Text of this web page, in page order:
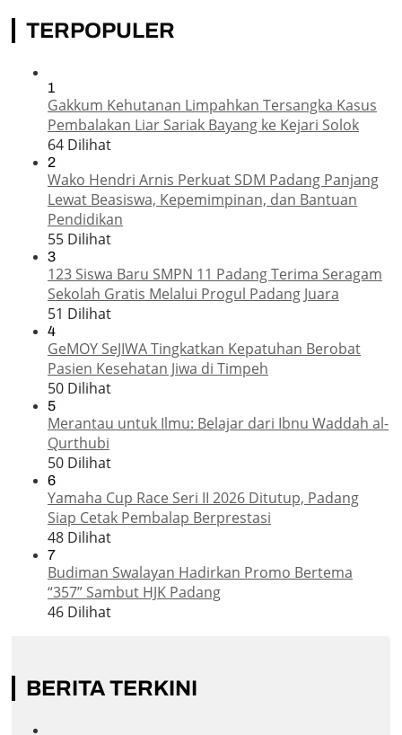
TERPOPULER
1
Gakkum Kehutanan Limpahkan Tersangka Kasus
Pembalakan Liar Sariak Bayang ke Kejari Solok
64 Dilihat
2
Wako Hendri Arnis Perkuat SDM Padang Panjang
Lewat Beasiswa, Kepemimpinan, dan Bantuan
Pendidikan
55 Dilihat
3
123 Siswa Baru SMPN 11 Padang Terima Seragam
Sekolah Gratis Melalui Progul Padang Juara
51 Dilihat
4
GeMOY SeJIWA Tingkatkan Kepatuhan Berobat
Pasien Kesehatan Jiwa di Timpeh
50 Dilihat
5
Merantau untuk Ilmu: Belajar dari Ibnu Waddah al-
Qurthubi
50 Dilihat
6
Yamaha Cup Race Seri II 2026 Ditutup, Padang
Siap Cetak Pembalap Berprestasi
48 Dilihat
7
Budiman Swalayan Hadirkan Promo Bertema
“357” Sambut HJK Padang
46 Dilihat
BERITA TERKINI